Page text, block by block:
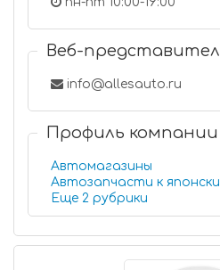
Веб-
info@allesauto.ru
Профиль компании
Автомагазины
Автозапчасти к
Еще 2 рубрики